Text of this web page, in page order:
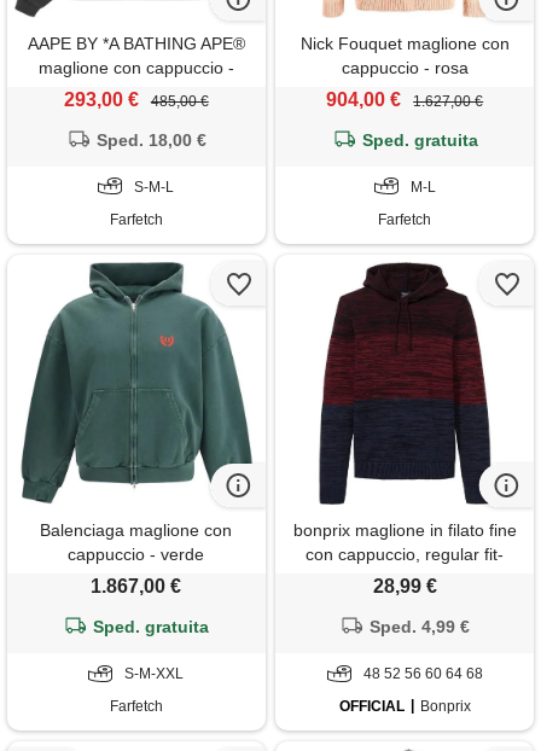
AAPE BY *A BATHING APE®
maglione con cappuccio -
grigio
293,00 € 485,00 €
Sped. 18,00 €
S-M-L
Farfetch
Nick Fouquet maglione con
cappuccio - rosa
904,00 € 1.627,00 €
Sped. gratuita
M-L
Farfetch
Balenciaga maglione con
cappuccio - verde
1.867,00 €
Sped. gratuita
S-M-XXL
Farfetch
bonprix maglione in filato fine
con cappuccio, regular fit-
rosso
28,99 €
Sped. 4,99 €
48 52 56 60 64 68
OFFICIAL
Bonprix